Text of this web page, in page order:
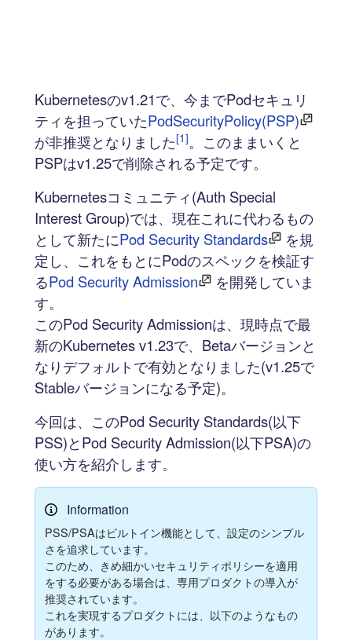
Kubernetesのv1.21で、今までPodセキュリ
ティを担っていたPodSecurityPolicy(PSP)
が非推奨となりました[1]。このままいくと
PSPはv1.25で削除される予定です。
Kubernetesコミュニティ(Auth Special
Interest Group)では、現在これに代わるもの
として新たにPod Security Standards
を規
定し、これをもとにPodのスペックを検証す
るPod Security Admission
を開発していま
す。
このPod Security Admissionは、現時点で最
新のKubernetes v1.23で、Betaバージョンと
なりデフォルトで有効となりました(v1.25で
Stableバージョンになる予定)。
今回は、このPod Security Standards(以下
PSS)とPod Security Admission(以下PSA)の
使い方を紹介します。
Information
PSS/PSAはビルトイン機能として、設定のシンプル
さを追求しています。
このため、きめ細かいセキュリティポリシーを適用
をする必要がある場合は、専用プロダクトの導入が
推奨されています。
これを実現するプロダクトには、以下のようなもの
があります。